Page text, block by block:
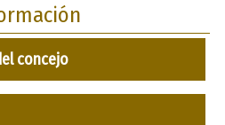
concejo